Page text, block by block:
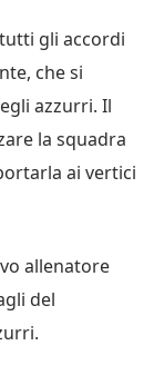
gli accordi
che si
azzurri. Il
la squadra
ai vertici
allenatore
del